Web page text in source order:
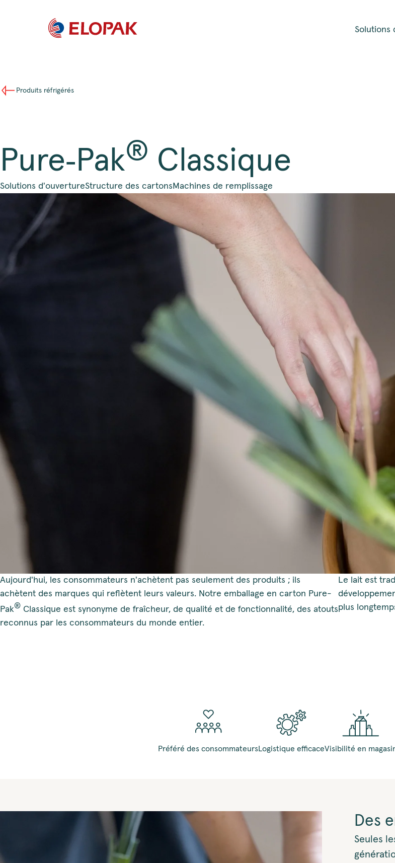
Solutions
Produits réfrigérés
Pure‑Pak® Classique
Solutions d'ouvertureStructure des cartons Machines de remplissage
Aujourd'hui, les consommateurs n'achètent pas seulement des produits ; ils
achètent des marques qui reflètent leurs valeurs. Notre emballage en carton Pure-
Pak® Classique est synonyme de fraîcheur, de qualité et de fonctionnalité, des atouts
reconnus par les consommateurs du monde entier.
Le lait est
plus
Préféré des consommateursLogistique efficaceVisibilité en
Des
Seules